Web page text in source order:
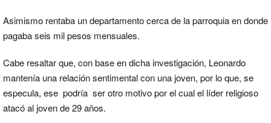
Asimismo rentaba un departamento cerca de la parroquia en donde
pagaba seis mil pesos mensuales.
Cabe resaltar que, con base en dicha investigación, Leonardo
mantenía una relación sentimental con una joven, por lo que, se
especula, ese podría ser otro motivo por el cual el líder religioso
atacó al joven de 29 años.